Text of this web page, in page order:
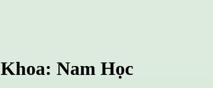
Nam Học